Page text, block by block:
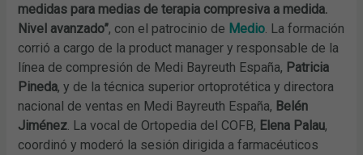
medidas para medias de terapia compresiva a medida.
Nivel avanzado”, con el patrocinio de Medio. La formación
corrió a cargo de la product manager y responsable de la
línea de compresión de Medi Bayreuth España, Patricia
Pineda, y de la técnica superior ortoprotética y directora
nacional de ventas en Medi Bayreuth España, Belén
Jiménez. La vocal de Ortopedia del COFB, Elena Palau,
coordinó y moderó la sesión dirigida a farmacéuticos